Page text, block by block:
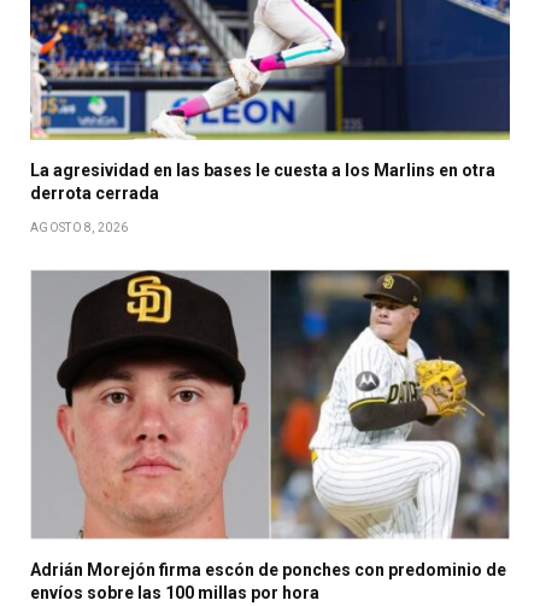
La agresividad en las bases le cuesta a los Marlins en otra
derrota cerrada
AGOSTO 8, 2026
Adrián Morejón firma escón de ponches con predominio de
envíos sobre las 100 millas por hora